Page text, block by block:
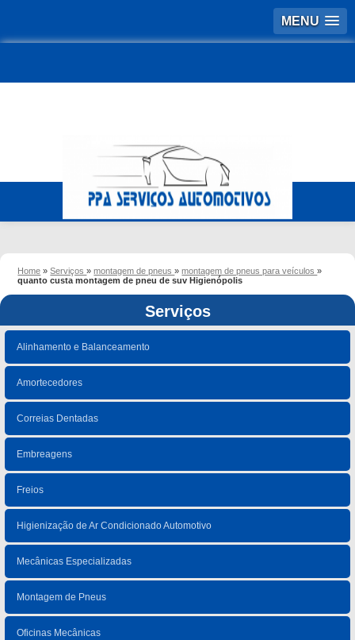
MENU
Home »Serviços»montagem de pneus»montagem de pneus para veículos»
quanto custa montagem de pneu de suv Higienópolis
Serviços
Alinhamento e Balanceamento
Amortecedores
Correias Dentadas
Embreagens
Freios
Higienização de Ar Condicionado Automotivo
Mecânicas Especializadas
Montagem de Pneus
Oficinas Mecânicas